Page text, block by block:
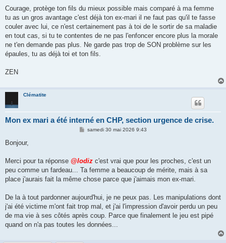
Courage, protège ton fils du mieux possible mais comparé à ma femme
tu as un gros avantage c'est déjà ton ex-mari il ne faut pas qu'il te fasse
couler avec lui, ce n'est certainement pas à toi de le sortir de sa maladie
en tout cas, si tu te contentes de ne pas l'enfoncer encore plus la morale
ne t'en demande pas plus. Ne garde pas trop de SON problème sur les
épaules, tu as déjà toi et ton fils.
ZEN
Clématite
Mon ex mari a été interné en CHP, section urgence de crise.
M
g
samedi 30 mai 2026 9:43
Bonjour,
Merci pour ta réponse @lodiz c'est vrai que pour les proches, c'est un
peu comme un fardeau... Ta femme a beaucoup de mérite, mais à sa
place j'aurais fait la même chose parce que j'aimais mon ex-mari.
De la à tout pardonner aujourd'hui, je ne peux pas. Les manipulations dont
j'ai été victime m'ont fait trop mal, et j'ai l'impression d'avoir perdu un peu
de ma vie à ses côtés après coup. Parce que finalement le jeu est pipé
quand on n'a pas toutes les données...